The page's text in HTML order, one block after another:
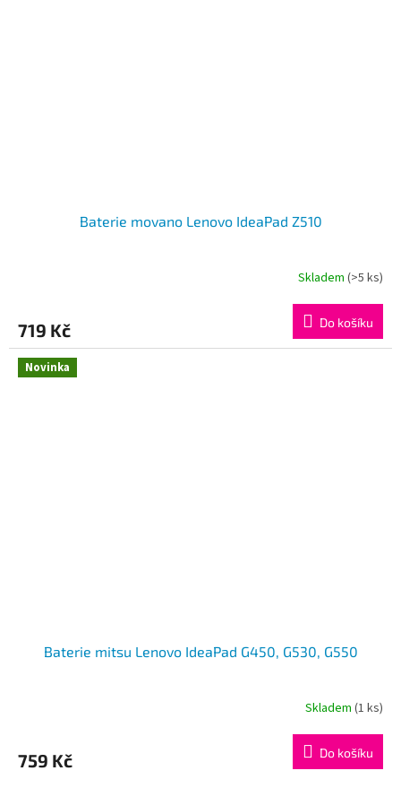
Baterie movano Lenovo IdeaPad Z510
Skladem (>5 ks)
719 Kč Do košíku
Novinka
Baterie mitsu Lenovo IdeaPad G450, G530, G550
Skladem (1 ks)
759 Kč Do košíku